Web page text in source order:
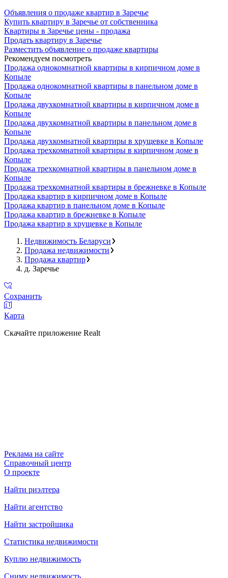
Объявления о продаже квартир в Заречье
Купить квартиру в Заречье от собственника
Квартиры в Заречье цены - продажа
Продать квартиру в Заречье
Разместить объявление о продаже квартиры
Рекомендуем посмотреть
Продажа однокомнатной квартиры в кирпичном доме в
Копыле
Продажа однокомнатной квартиры в панельном доме в
Копыле
Продажа двухкомнатной квартиры в кирпичном доме в
Копыле
Продажа двухкомнатной квартиры в панельном доме в
Копыле
Продажа двухкомнатной квартиры в хрущевке в Копыле
Продажа трехкомнатной квартиры в кирпичном доме в
Копыле
Продажа трехкомнатной квартиры в панельном доме в
Копыле
Продажа трехкомнатной квартиры в брежневке в Копыле
Продажа квартир в кирпичном доме в Копыле
Продажа квартир в панельном доме в Копыле
Продажа квартир в брежневке в Копыле
Продажа квартир в хрущевке в Копыле
Недвижимость Беларуси
Продажа недвижимости
Продажа квартир
д. Заречье
Сохранить
Карта
Скачайте приложение Realt
Реклама на сайте
Справочный центр
О проекте
Найти риэлтера
Найти агентство
Найти застройщика
Статистика недвижимости
Куплю недвижимость
Сниму недвижимость